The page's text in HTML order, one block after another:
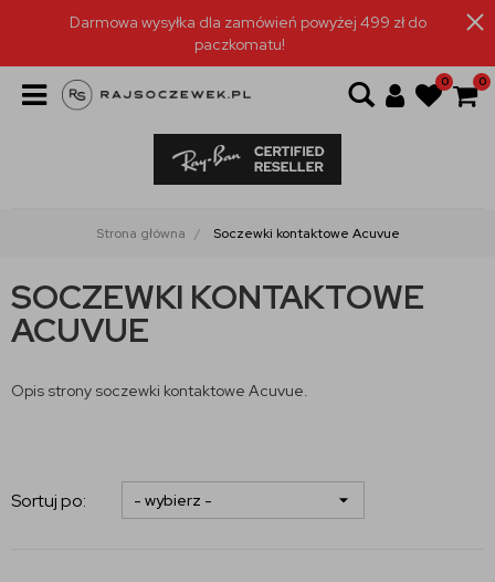
Darmowa wysyłka dla zamówień powyżej 499 zł do
paczkomatu!
0 0
Strona główna Soczewki kontaktowe Acuvue
SOCZEWKI KONTAKTOWE
ACUVUE
Opis strony soczewki kontaktowe Acuvue.
Sortuj po: